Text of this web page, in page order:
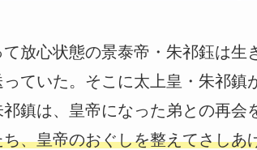
放心状態の景泰帝・朱祁鈺は
ていた。そこに太上皇・朱祁鎮
鎮は、皇帝になった弟との再会
ち、皇帝のおぐしを整えてさし